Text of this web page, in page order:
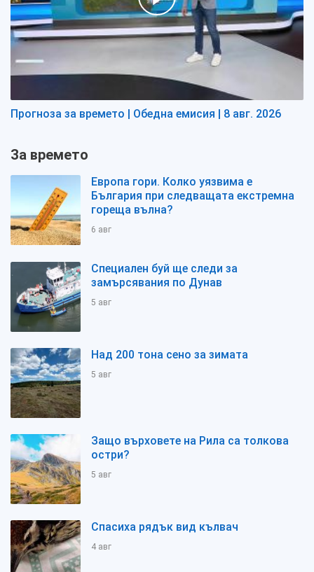
Прогноза за времето | Обедна емисия | 8 авг. 2026
За времето
Европа гори. Колко уязвима е
България при следващата екстремна
гореща вълна?
6 авг
Специален буй ще следи за
замърсявания по Дунав
5 авг
Над 200 тона сено за зимата
5 авг
Защо върховете на Рила са толкова
остри?
5 авг
Спасиха рядък вид кълвач
4 авг